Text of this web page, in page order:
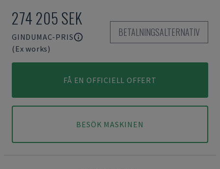
274 205 SEK
GINDUMAC-PRIS
(Ex works)
BETALNINGSALTERNATIV
FÅ EN OFFICIELL OFFERT
BESÖK MASKINEN